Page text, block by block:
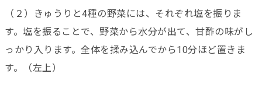
（２）きゅうりと4種の野菜には、それぞれ塩を振りま
す。塩を振ることで、野菜から水分が出て、甘酢の味がし
っかり入ります。全体を揉み込んでから10分ほど置きま
す。（左上）